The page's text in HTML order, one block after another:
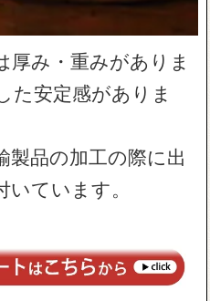
厚み・重みがありま
た安定感がありま
製品の加工の際に出
ています。